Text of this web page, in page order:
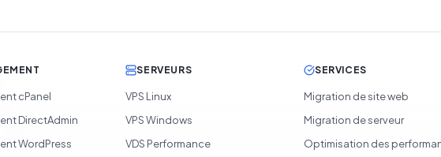
cPanel
DirectAdmin
WordPress
SERVEURS
VPS Linux
VPS Windows
VDS Performance
SERVICES
Migration de site web
Migration de serveur
Optimisation des